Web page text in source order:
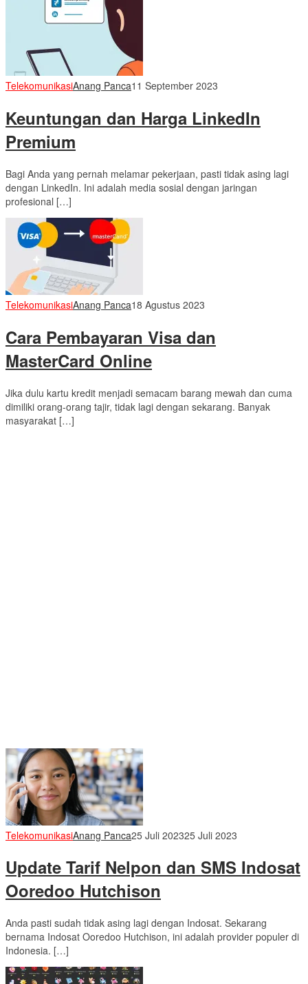
TelekomunikasiAnang Panca11 September 2023
Keuntungan dan Harga LinkedIn
Premium
Bagi Anda yang pernah melamar pekerjaan, pasti tidak asing lagi
dengan LinkedIn. Ini adalah media sosial dengan jaringan
profesional […]
TelekomunikasiAnang Panca18 Agustus 2023
Cara Pembayaran Visa dan
MasterCard Online
Jika dulu kartu kredit menjadi semacam barang mewah dan cuma
dimiliki orang-orang tajir, tidak lagi dengan sekarang. Banyak
masyarakat […]
TelekomunikasiAnang Panca25 Juli 202325 Juli 2023
Update Tarif Nelpon dan SMS Indosat
Ooredoo Hutchison
Anda pasti sudah tidak asing lagi dengan Indosat. Sekarang
bernama Indosat Ooredoo Hutchison, ini adalah provider populer di
Indonesia. […]